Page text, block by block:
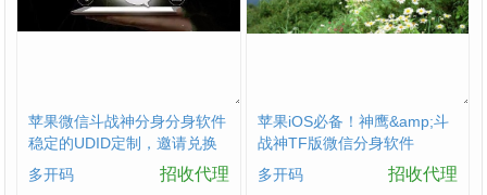
苹果微信斗战神分身分身软件
稳定的UDID定制，邀请兑换
码购买
多开码 招收代理
苹果iOS必备！神鹰&amp;斗
战神TF版微信分身软件
多开码
招收代理